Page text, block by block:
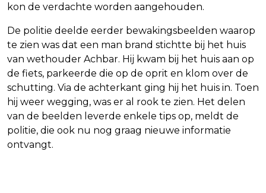
kon de verdachte worden aangehouden.
De politie deelde eerder bewakingsbeelden waarop
te zien was dat een man brand stichtte bij het huis
van wethouder Achbar. Hij kwam bij het huis aan op
de fiets, parkeerde die op de oprit en klom over de
schutting. Via de achterkant ging hij het huis in. Toen
hij weer wegging, was er al rook te zien. Het delen
van de beelden leverde enkele tips op, meldt de
politie, die ook nu nog graag nieuwe informatie
ontvangt.